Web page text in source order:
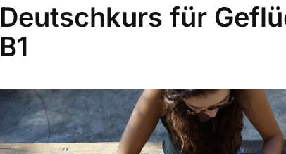
Deutschkurs für
B1